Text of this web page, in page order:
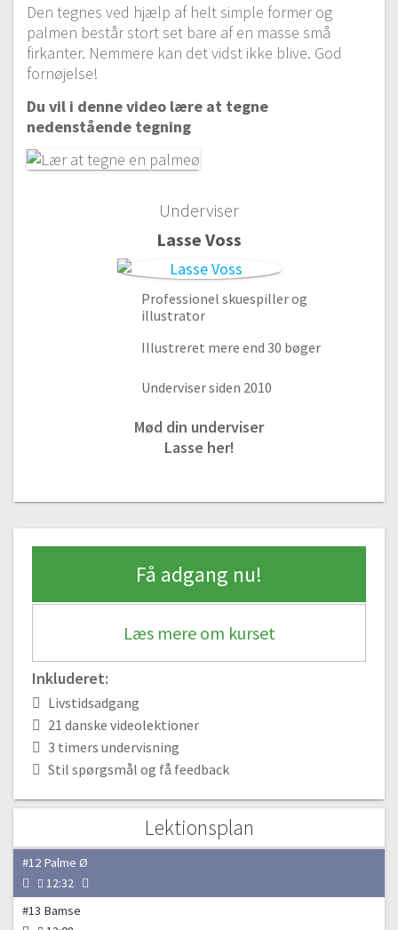
Den tegnes ved hjælp af helt simple former og
palmen består stort set bare af en masse små
firkanter. Nemmere kan det vidst ikke blive. God
fornøjelse!
Du vil i denne video lære at tegne
nedenstående tegning
Underviser
Lasse Voss
Professionel skuespiller og
illustrator
Illustreret mere end 30 bøger
Underviser siden 2010
Mød din underviser
Lasse her!
Få adgang nu!
Læs mere om kurset
Inkluderet:
Livstidsadgang
21 danske videolektioner
3 timers undervisning
Stil spørgsmål og få feedback
Lektionsplan
#1 Introduktion
Gratis video
01:04
Vi skal tegne huse, haver og træer
02:16
13:47
#6 Kat
15:01
18:20
#9 Løve
19:04
#10 Elefant
22:57
#11 Dinosaur
Slip fantasien løs!
#12 Palme Ø
12:32
#13 Bamse